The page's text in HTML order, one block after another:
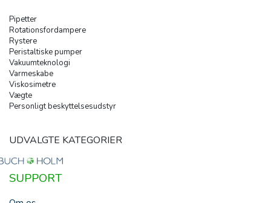
Pipetter
Rotationsfordampere
Rystere
Peristaltiske pumper
Vakuumteknologi
Varmeskabe
Viskosimetre
Vægte
Personligt beskyttelsesudstyr
UDVALGTE KATEGORIER
SUPPORT